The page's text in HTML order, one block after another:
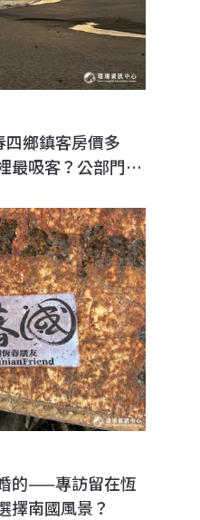
鄉鎮客房價多
最吸客？公部門怎
的——專訪留在恆
擇南國風景？